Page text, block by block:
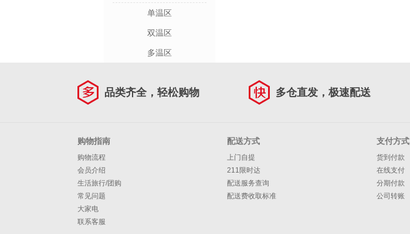
单温区
双温区
多温区
品类齐全，轻松购物 多仓直发，极速配送
购物指南
购物流程
会员介绍
生活旅行/团购
常见问题
大家电
联系客服
配送方式
上门自提
211限时达
配送服务查询
配送费收取标准
支付方式
货到付款
在线支付
分期付款
公司转账